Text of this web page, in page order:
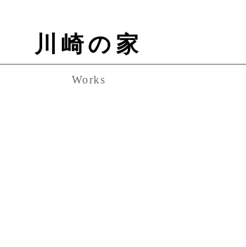
川崎の家
Works